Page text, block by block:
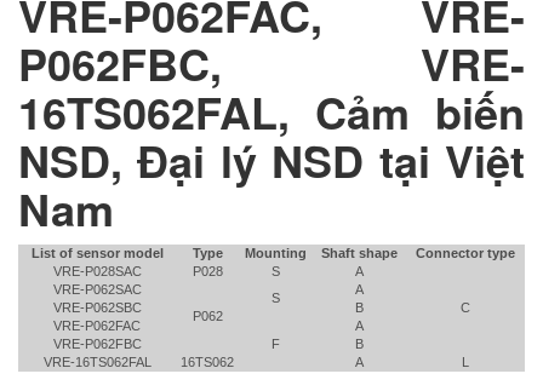
VRE-P062FAC, VRE-
P062FBC, VRE-
16TS062FAL, Cảm biến
NSD, Đại lý NSD tại Việt
Nam
List of sensor model Type Mounting Shaft shape
Connector type
VRE-P028SAC
P028 S A
C
VRE-P062SAC
P062
S
A
VRE-P062SBC
B
VRE-P062FAC
F
A
VRE-P062FBC
B
VRE-16TS062FAL
16TS062 A L